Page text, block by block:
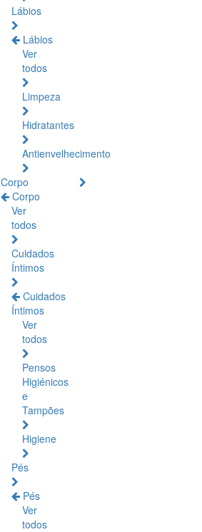
Lábios
Lábios
Ver
todos
Limpeza
Hidratantes
Antienvelhecimento
Corpo
Corpo
Ver
todos
Cuidados
Íntimos
Cuidados
Íntimos
Ver
todos
Pensos
Higiénicos
e
Tampões
Higiene
Pés
Pés
Ver
todos